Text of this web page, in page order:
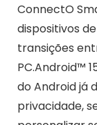
ConnectO
dispositivos
transições
PC.Android™
do Android já
privacidade,